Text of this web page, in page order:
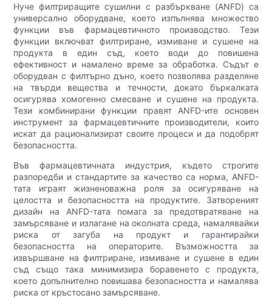
Нуче филтриращите сушилни с разбъркване (ANFD) са
универсално оборудване, което изпълнява множество
функции във фармацевтичното производство. Тези
функции включват филтриране, измиване и сушене на
продукта в един съд, което води до повишена
ефективност и намалено време за обработка. Съдът е
оборудван с филтърно дъно, което позволява разделяне
на твърди вещества и течности, докато бъркалката
осигурява хомогенно смесване и сушене на продукта.
Тези комбинирани функции правят ANFD-ите основен
инструмент за фармацевтичните производители, които
искат да рационализират своите процеси и да подобрят
безопасността.
Във фармацевтичната индустрия, където строгите
разпоредби и стандартите за качество са норма, ANFD-
тата играят жизненоважна роля за осигуряване на
целостта и безопасността на продуктите. Затвореният
дизайн на ANFD-тата помага за предотвратяване на
замърсяване и излагане на околната среда, намалявайки
риска от загуба на продукт и гарантирайки
безопасността на операторите. Възможността за
извършване на филтриране, измиване и сушене в един
съд също така минимизира боравенето с продукта,
което допълнително повишава безопасността и намалява
риска от кръстосано замърсяване.